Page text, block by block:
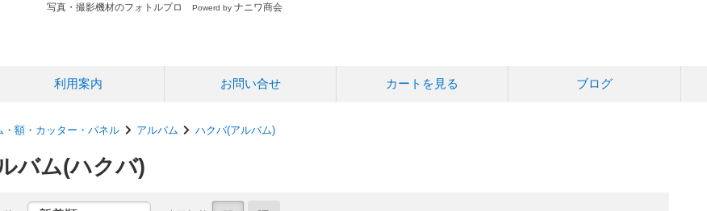
写真・撮影機材のフォトルプロ Powerd by ナニワ商会
利用案内 お問い合せ カートを見る ブログ
・額・カッター・パネル アルバム ハクバ(アルバム)
バム(ハクバ)